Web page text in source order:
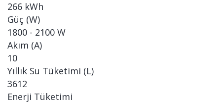
266 kWh
Güç (W)
1800 - 2100 W
Akım (A)
10
Yıllık Su Tüketimi (L)
3612
Enerji Tüketimi